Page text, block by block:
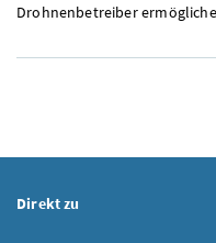
Drohnenbetreiber
Direkt zu